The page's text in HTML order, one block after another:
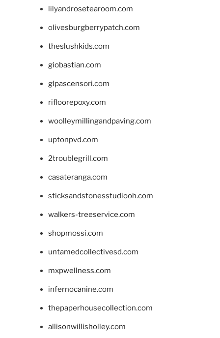
lilyandrosetearoom.com
olivesburgberrypatch.com
theslushkids.com
giobastian.com
glpascensori.com
rifloorepoxy.com
woolleymillingandpaving.com
uptonpvd.com
2troublegrill.com
casateranga.com
sticksandstonesstudiooh.com
walkers-treeservice.com
shopmossi.com
untamedcollectivesd.com
mxpwellness.com
infernocanine.com
thepaperhousecollection.com
allisonwillisholley.com